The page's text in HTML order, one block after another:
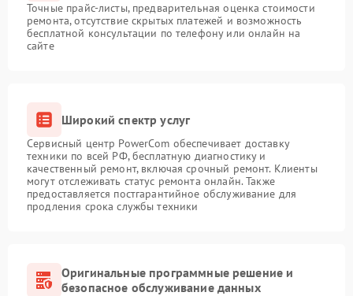
Точные прайс-листы, предварительная оценка стоимости
ремонта, отсутствие скрытых платежей и возможность
бесплатной консультации по телефону или онлайн на
сайте
Широкий спектр услуг
Сервисный центр PowerCom обеспечивает доставку
техники по всей РФ, бесплатную диагностику и
качественный ремонт, включая срочный ремонт. Клиенты
могут отслеживать статус ремонта онлайн. Также
предоставляется постгарантийное обслуживание для
продления срока службы техники
Оригинальные программные решение и
безопасное обслуживание данных